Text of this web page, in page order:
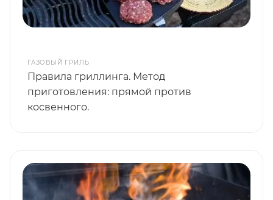
ГАЗОВЫЙ ГРИЛЬ
Правила гриллинга. Метод
приготовления: прямой против
косвенного.